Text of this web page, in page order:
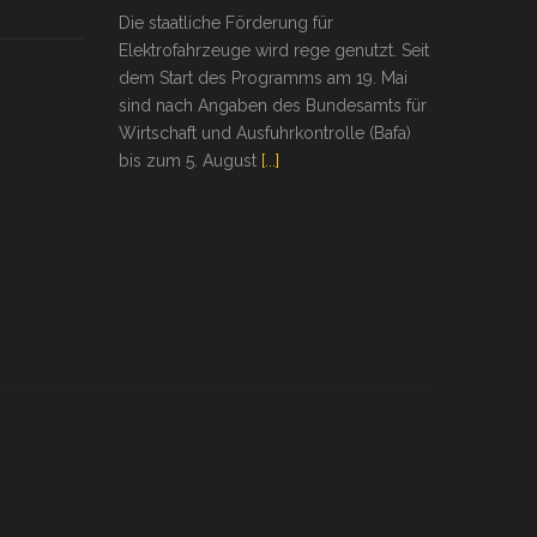
Die staatliche Förderung für
Elektrofahrzeuge wird rege genutzt. Seit
dem Start des Programms am 19. Mai
sind nach Angaben des Bundesamts für
Wirtschaft und Ausfuhrkontrolle (Bafa)
bis zum 5. August [...]